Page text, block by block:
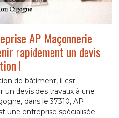
AP Maçonnerie
rapidement un devis
!
de bâtiment, il est
devis des travaux à une
dans le 37310, AP
une entreprise spécialisée